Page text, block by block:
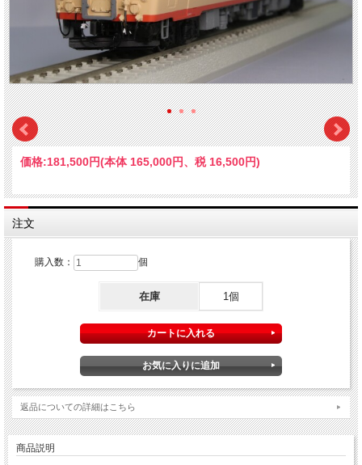
価格:181,500円(本体 165,000円、税 16,500円)
注文
購入数： 個
在庫 1個
返品についての詳細はこちら
商品説明